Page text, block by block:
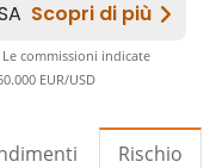
commissioni indicate
EUR/USD​
Rischio